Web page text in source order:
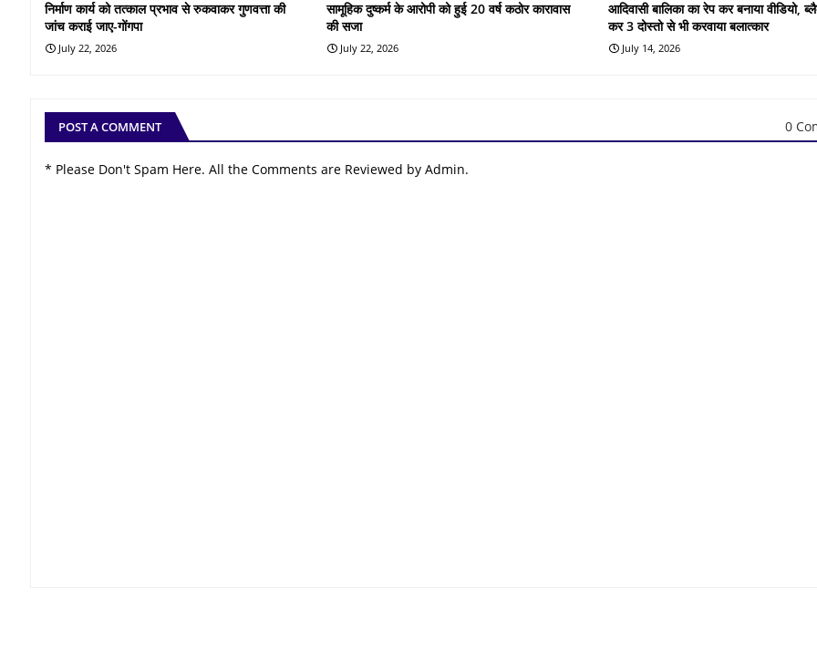
निर्माण कार्य को तत्काल प्रभाव से रुकवाकर गुणवत्ता की
जांच कराई जाए-गोंगपा
July 22, 2026
सामूहिक दुष्कर्म के आरोपी को हुई 20 वर्ष कठोर कारावास
की सजा
July 22, 2026
आदिवासी बालिका का रेप कर बनाया वीडियो,
कर 3 दोस्तो से भी करवाया बलात्कार
July 14, 2026
POST A COMMENT 0
* Please Don't Spam Here. All the Comments are Reviewed by Admin.